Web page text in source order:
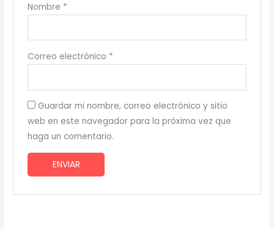
Nombre *
Correo electrónico *
Guardar mi nombre, correo electrónico y sitio
web en este navegador para la próxima vez que
haga un comentario.